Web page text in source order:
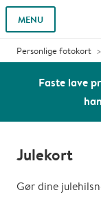
MENU
Personlige fotokort
Faste lave
Julekort
Gør dine